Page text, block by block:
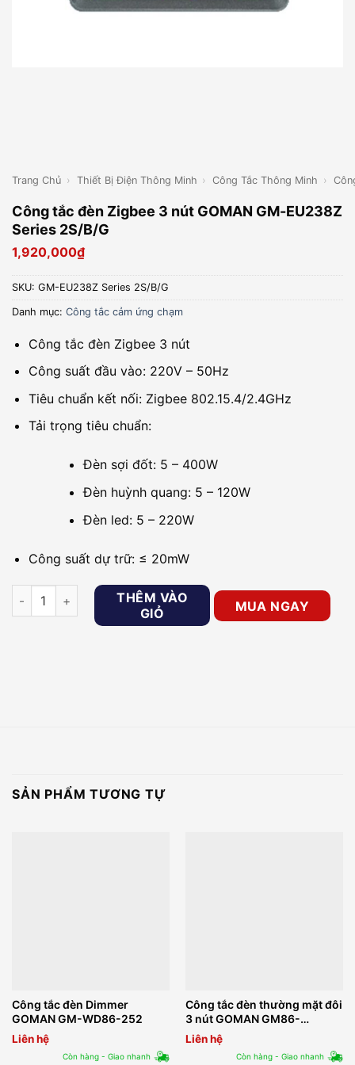
Trang Chủ › Thiết Bị Điện Thông Minh › Công Tắc Thông Minh ›
Công tắc đèn Zigbee 3 nút GOMAN GM-EU238Z
Series 2S/B/G
1,920,000₫
SKU: GM-EU238Z Series 2S/B/G
Danh mục: Công tắc cảm ứng chạm
Công tắc đèn Zigbee 3 nút
Công suất đầu vào: 220V – 50Hz
Tiêu chuẩn kết nối: Zigbee 802.15.4/2.4GHz
Tải trọng tiêu chuẩn:
Đèn sợi đốt: 5 – 400W
Đèn huỳnh quang: 5 – 120W
Đèn led: 5 – 220W
Công suất dự trữ: ≤ 20mW
Công tắc đèn Zigbee 3 nút GOMAN GM-EU238Z Series 2S/B/
THÊM VÀO
GIỎ
MUA NGAY
SẢN PHẨM TƯƠNG TỰ
Công tắc đèn Dimmer
GOMAN GM-WD86-252
Liên hệ
Còn hàng - Giao nhanh
Công tắc đèn thường mặt đôi
3 nút GOMAN GM86-
N2DB3S/B/G
Liên hệ
Còn hàng - Giao nhanh